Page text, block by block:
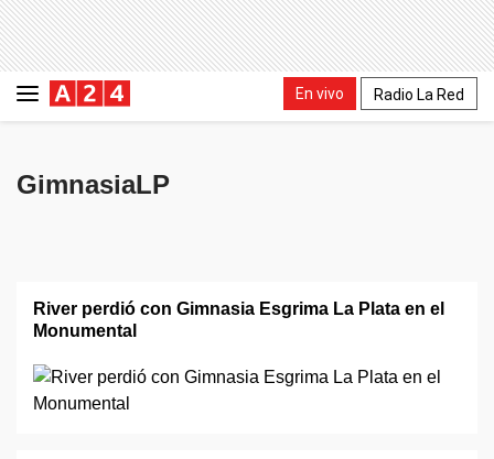
En vivo Radio La Red
GimnasiaLP
River perdió con Gimnasia Esgrima La Plata en el
Monumental